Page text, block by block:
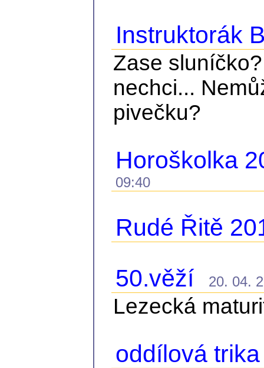
Instruktorák
Zase
nechci...
pivečku?
Horoškolka
09:40
Rudé Řitě
50.věží
20. 04.
Lezecká
oddílová trika